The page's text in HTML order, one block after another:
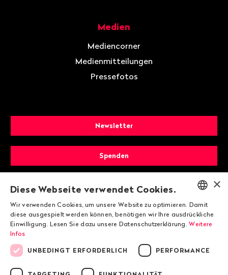
Medien
Mediencorner
Medienmitteilungen
Pressefotos
Newsletter
Spenden
Mitglied werden
ENGLISH
DEUTSCH
×
Diese Webseite verwendet Cookies.
Wir verwenden Cookies, um unsere Website zu optimieren. Damit
diese ausgespielt werden können, benötigen wir Ihre ausdrückliche
Einwilligung. Lesen Sie dazu unsere Datenschutzerklärung. Weitere
Infos
UNBEDINGT ERFORDERLICH PERFORMANCE